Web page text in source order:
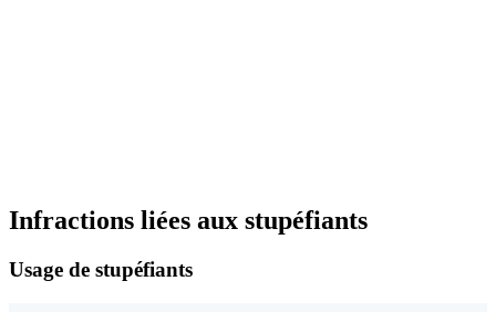
Infractions liées aux stupéfiants
Usage de stupéfiants